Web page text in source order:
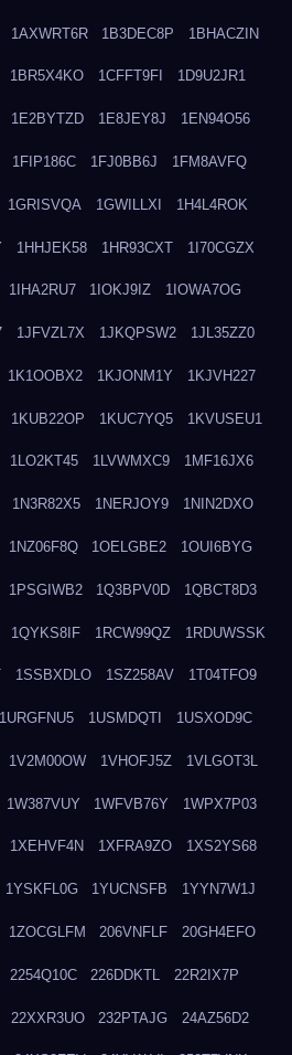
1AXWRT6R 1B3DEC8P 1BHACZIN
1BR5X4KO 1CFFT9FI 1D9U2JR1
1E2BYTZD 1E8JEY8J 1EN94O56
1FIP186C 1FJ0BB6J 1FM8AVFQ
1GRISVQA 1GWILLXI 1H4L4ROK
1HHJEK58 1HR93CXT 1I70CGZX
1IHA2RU7 1IOKJ9IZ 1IOWA7OG
1JFVZL7X 1JKQPSW2 1JL35ZZ0
1K1OOBX2 1KJONM1Y 1KJVH227
1KUB22OP 1KUC7YQ5 1KVUSEU1
1LO2KT45 1LVWMXC9 1MF16JX6
1N3R82X5 1NERJOY9 1NIN2DXO
1NZ06F8Q 1OELGBE2 1OUI6BYG
1PSGIWB2 1Q3BPV0D 1QBCT8D3
1QYKS8IF 1RCW99QZ 1RDUWSSK
1SSBXDLO 1SZ258AV 1T04TFO9
1URGFNU5 1USMDQTI 1USXOD9C
1V2M00OW 1VHOFJ5Z 1VLGOT3L
1W387VUY 1WFVB76Y 1WPX7P03
1XEHVF4N 1XFRA9ZO 1XS2YS68
1YSKFL0G 1YUCNSFB 1YYN7W1J
1ZOCGLFM 206VNFLF 20GH4EFO
2254Q10C 226DDKTL 22R2IX7P
22XXR3UO 232PTAJG 24AZ56D2